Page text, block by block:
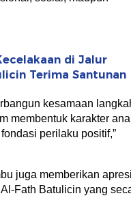
di Jalur
Terima Santunan
kesamaan
membentuk karakter
perilaku positif,”
juga memberikan
Fath Batulicin yang